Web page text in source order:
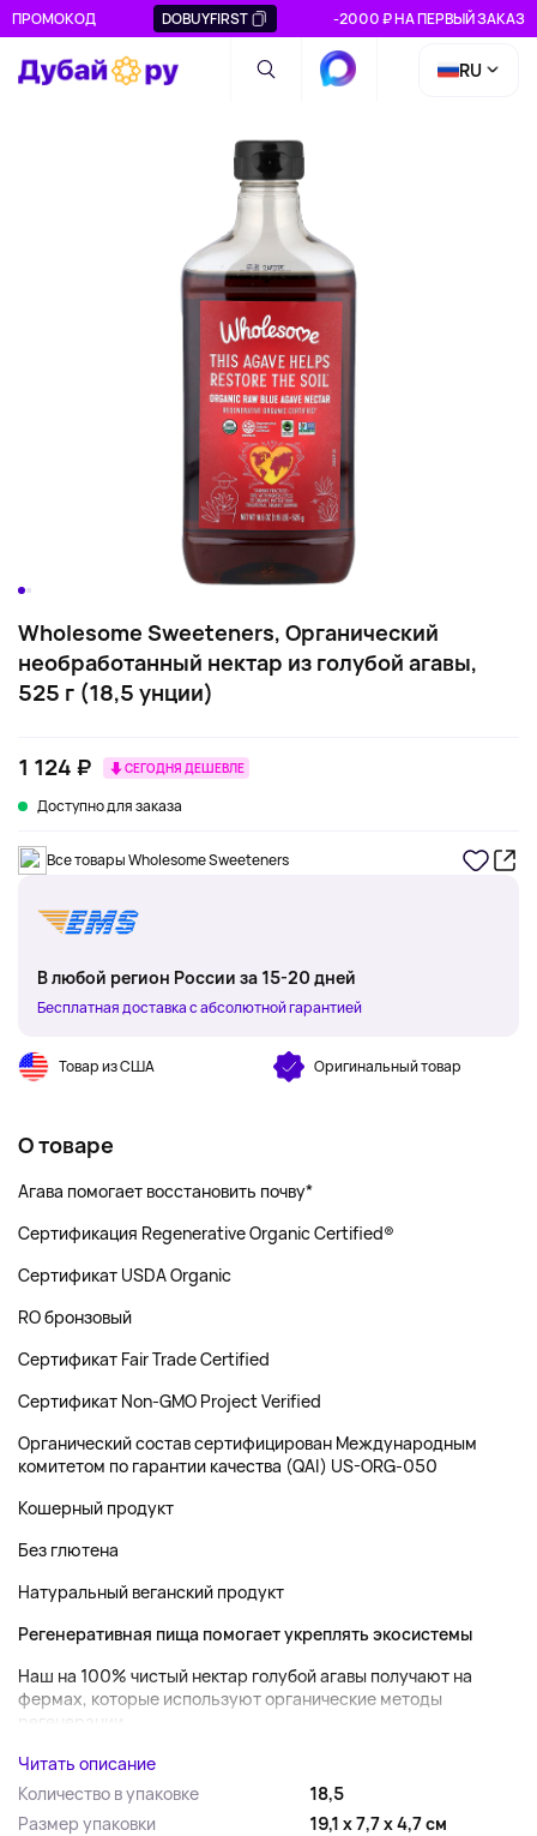
ПРОМОКОД DOBUYFIRST -2000 ₽ НА ПЕРВЫЙ ЗАКАЗ
RU
Wholesome Sweeteners, Органический
необработанный нектар из голубой агавы,
525 г (18,5 унции)
1 124 ₽ СЕГОДНЯ ДЕШЕВЛЕ
Доступно для заказа
Все товары Wholesome Sweeteners
В любой регион России за 15-20 дней
Бесплатная доставка с абсолютной гарантией
Товар из США Оригинальный товар
О товаре
Агава помогает восстановить почву*
Сертификация Regenerative Organic Certified®
Сертификат USDA Organic
RO бронзовый
Сертификат Fair Trade Certified
Сертификат Non-GMO Project Verified
Органический состав сертифицирован Международным
комитетом по гарантии качества (QAI) US-ORG-050
Кошерный продукт
Без глютена
Натуральный веганский продукт
Регенеративная пища помогает укреплять экосистемы
Наш на 100% чистый нектар голубой агавы получают на
фермах, которые используют органические методы
регенерации,...
Читать описание
Количество в упаковке
18,5
Размер упаковки
19,1 x 7,7 x 4,7 см